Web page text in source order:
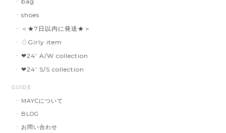
shoes
＜★7日以内に発送★＞
♢Girly item
❤︎24' A/W collection
❤︎24' S/S collection
GUIDE
MAYCについて
BLOG
お問い合わせ